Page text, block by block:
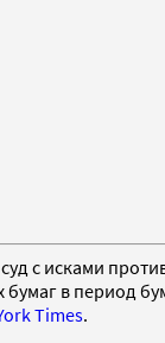
с исками
в период
Times.